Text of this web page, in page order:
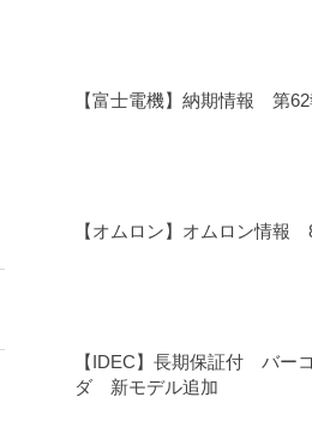
【富士電機】納期情報 第62
【オムロン】オムロン情報
【IDEC】長期保証付 バー
ダ 新モデル追加